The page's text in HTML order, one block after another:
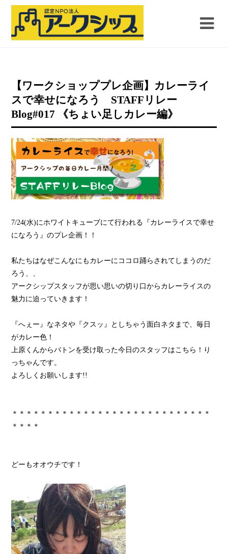
【ワークショッププレ企画】カレーライ
スで幸せになろう STAFFリレー
Blog#017 《ちょい足しカレー編》
7/24(水)にホワイトキューブにて行われる『カレーライスで幸せ
になろう』のプレ企画！！
私たちはなぜこんなにもカレーにココロ踊らされてしまうのだ
ろう、、
アークシップスタッフが思い思いの切り口からカレーライスの
魅力に迫っていきます！
『へぇー』なネタや『クスッ』としちゃう面白ネタまで、毎日
がカレー色！
上原くんからバトンを受け取った今日のスタッフはこちら！り
っちゃんです。
よろしくお願いします!!
＊＊＊＊＊＊＊＊＊＊＊＊＊＊＊＊＊＊＊＊＊＊＊＊＊＊＊＊
＊＊＊＊
どーもオオウチです！